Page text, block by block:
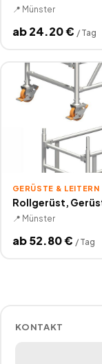
📍 Münster
ab24.20€ / Tag
GERÜSTE & LEITERN
Rollgerüst,
📍 Münster
ab52.80€ / Tag
KONTAKT